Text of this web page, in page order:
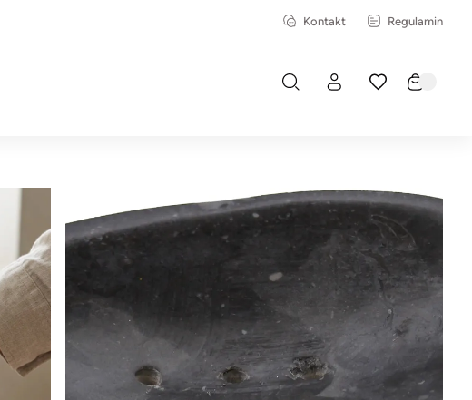
Kontakt Regulamin